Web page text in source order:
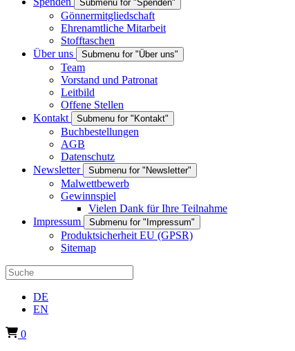
Submenu for "Spenden"
Gönnermitgliedschaft
Ehrenamtliche Mitarbeit
Stofftaschen
Über uns
Submenu for "Über uns"
Team
Vorstand und Patronat
Leitbild
Offene Stellen
Kontakt
Submenu for "Kontakt"
Buchbestellungen
AGB
Datenschutz
Newsletter
Submenu for "Newsletter"
Malwettbewerb
Gewinnspiel
Vielen Dank für Ihre Teilnahme
Impressum
Submenu for "Impressum"
Produktsicherheit EU (GPSR)
Sitemap
DE
EN
0